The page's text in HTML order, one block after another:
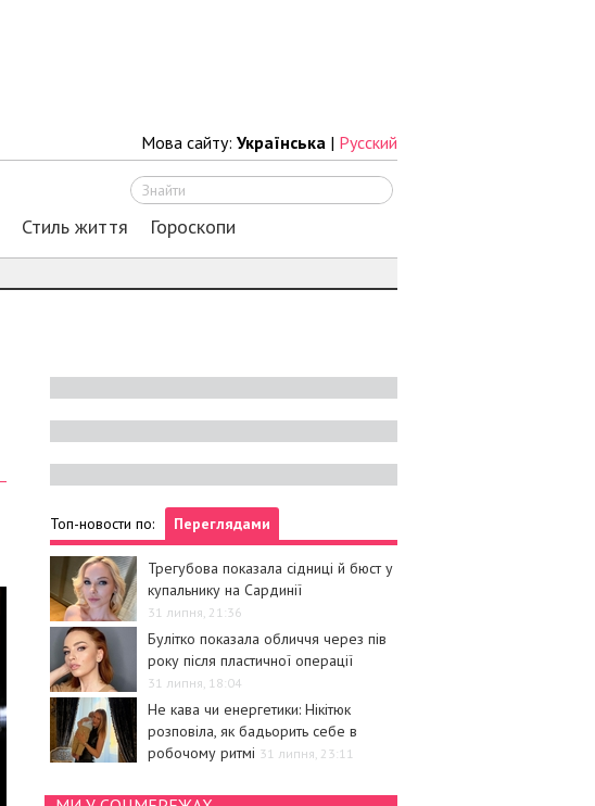
Мова сайту: Українська | Русский
Стиль життя Гороскопи
Топ-новости по: Переглядами
Трегубова показала сідниці й бюст у
купальнику на Сардинії
31 липня, 21:36
Булітко показала обличчя через пів
року після пластичної операції
31 липня, 18:04
Не кава чи енергетики: Нікітюк
розповіла, як бадьорить себе в
робочому ритмі 31 липня, 23:11